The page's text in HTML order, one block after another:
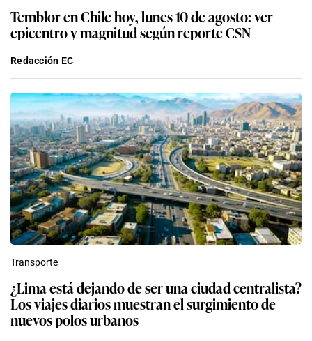
Temblor en Chile hoy, lunes 10 de agosto: ver
epicentro y magnitud según reporte CSN
Redacción EC
Transporte
¿Lima está dejando de ser una ciudad centralista?
Los viajes diarios muestran el surgimiento de
nuevos polos urbanos